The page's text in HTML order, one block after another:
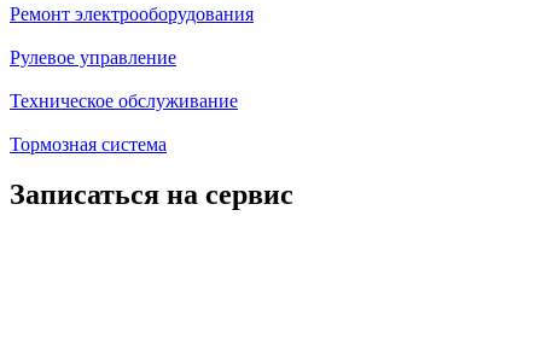
Ремонт электрооборудования
Рулевое управление
Техническое обслуживание
Тормозная система
Записаться на сервис